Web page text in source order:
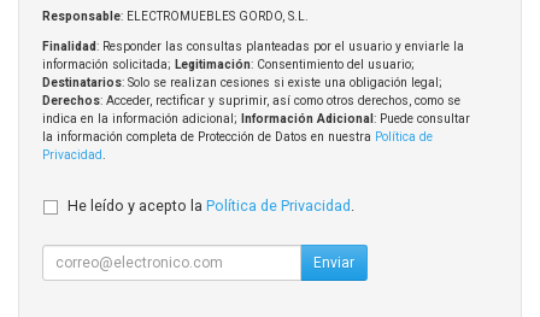
Responsable: ELECTROMUEBLES GORDO, S.L.
Finalidad: Responder las consultas planteadas por el usuario y enviarle la
información solicitada; Legitimación: Consentimiento del usuario;
Destinatarios: Solo se realizan cesiones si existe una obligación legal;
Derechos: Acceder, rectificar y suprimir, así como otros derechos, como se
indica en la información adicional;
Información Adicional : Puede consultar
la información completa de Protección de Datos en nuestra Política de
Privacidad
He leído y acepto la Política de Privacidad
Enviar